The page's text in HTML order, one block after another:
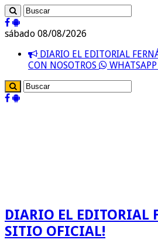
sábado 08/08/2026
DIARIO EL EDITORIAL
CON NOSOTROS
DIARIO EL EDITORIAL
SITIO OFICIAL!